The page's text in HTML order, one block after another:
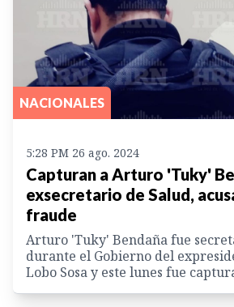
NACIONALES
5:28 PM 26 ago. 2024
Capturan a Arturo 'Tuky'
exsecretario de Salud,
fraude
Arturo 'Tuky' Bendaña fue
durante el Gobierno del
Lobo Sosa y este lunes fue